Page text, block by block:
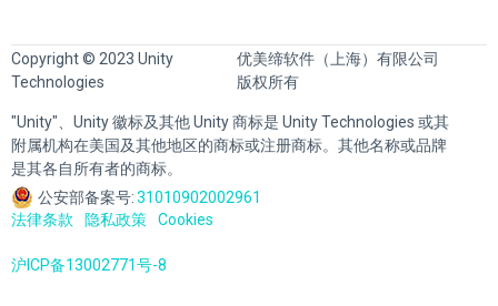
Copyright © 2023 Unity
Technologies
优美缔软件（上海）有限公司
版权所有
"Unity"、Unity 徽标及其他 Unity 商标是 Unity Technologies 或其
附属机构在美国及其他地区的商标或注册商标。其他名称或品牌
是其各自所有者的商标。
公安部备案号:31010902002961
法律条款
隐私政策 Cookies
沪ICP备13002771号-8